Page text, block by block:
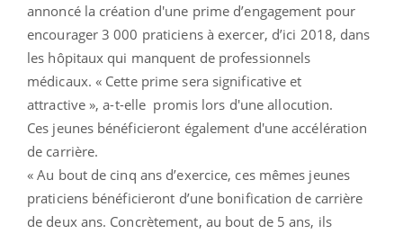
annoncé la création d'une prime d’engagement pour
encourager 3 000 praticiens à exercer, d’ici 2018, dans
les hôpitaux qui manquent de professionnels
médicaux. « Cette prime sera significative et
attractive », a-t-elle promis lors d'une allocution.
Ces jeunes bénéficieront également d'une accélération
de carrière.
« Au bout de cinq ans d’exercice, ces mêmes jeunes
praticiens bénéficieront d’une bonification de carrière
de deux ans. Concrètement, au bout de 5 ans, ils